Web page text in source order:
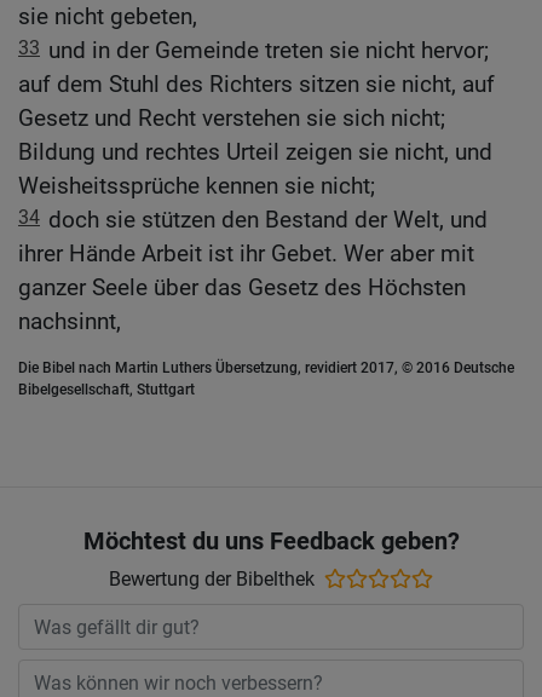
sie nicht gebeten,
33 und in der Gemeinde treten sie nicht hervor;
auf dem Stuhl des Richters sitzen sie nicht, auf
Gesetz und Recht verstehen sie sich nicht;
Bildung und rechtes Urteil zeigen sie nicht, und
Weisheitssprüche kennen sie nicht;
34 doch sie stützen den Bestand der Welt, und
ihrer Hände Arbeit ist ihr Gebet. Wer aber mit
ganzer Seele über das Gesetz des Höchsten
nachsinnt,
Die Bibel nach Martin Luthers Übersetzung, revidiert 2017, © 2016 Deutsche
Bibelgesellschaft, Stuttgart
Möchtest du uns Feedback geben?
Bewertung der Bibelthek